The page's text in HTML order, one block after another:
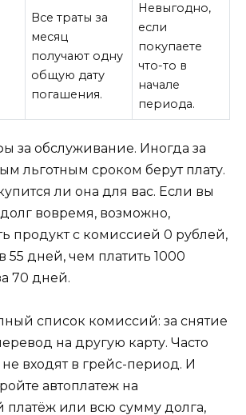
Все траты за
месяц
получают одну
общую дату
погашения.
Невыгодно,
если
покупаете
что-то в
начале
периода.
за обслуживание. Иногда за
льготным сроком берут плату.
ли она для вас. Если вы
долг вовремя, возможно,
продукт с комиссией 0 рублей,
55 дней, чем платить 1000
70 дней.
список комиссий: за снятие
на другую карту. Часто
входят в грейс-период. И
автоплатеж на
или всю сумму долга,